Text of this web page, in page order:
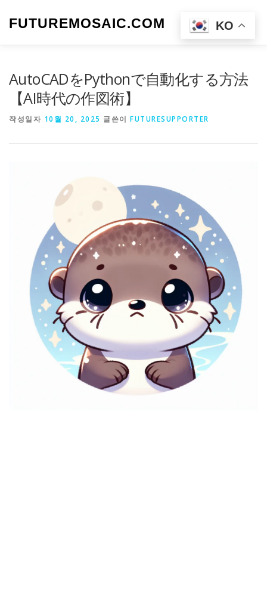
FUTUREMOSAIC.COM 메뉴
AutoCADをPythonで自動化する方法
【AI時代の作図術】
작성일자 10월 20, 2025 글쓴이 FUTURESUPPORTER
KO